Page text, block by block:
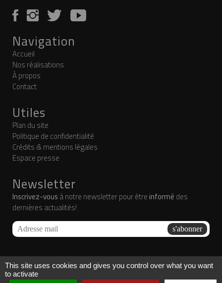
Navigation
Accueil
Nos réalisations
À propos
Contact
Utiles
Plan du site
Politique de confidentialité
Crédits & mentions légales
Espace presse
Newsletter
Inscrivez-vousà notre newsletter pour êtreinformédes
dernières actualités!
This site uses cookies and gives you control over what you want
to activate